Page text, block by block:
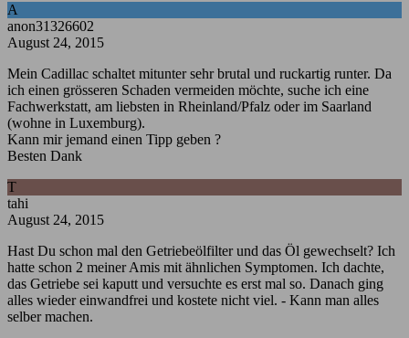
A
anon31326602
August 24, 2015
Mein Cadillac schaltet mitunter sehr brutal und ruckartig runter. Da
ich einen grösseren Schaden vermeiden möchte, suche ich eine
Fachwerkstatt, am liebsten in Rheinland/Pfalz oder im Saarland
(wohne in Luxemburg).
Kann mir jemand einen Tipp geben ?
Besten Dank
T
tahi
August 24, 2015
Hast Du schon mal den Getriebeölfilter und das Öl gewechselt? Ich
hatte schon 2 meiner Amis mit ähnlichen Symptomen. Ich dachte,
das Getriebe sei kaputt und versuchte es erst mal so. Danach ging
alles wieder einwandfrei und kostete nicht viel. - Kann man alles
selber machen.